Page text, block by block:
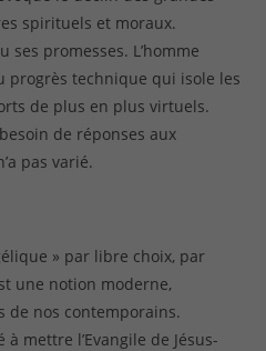
spirituels et moraux.
ses promesses. L’homme
progrès technique qui isole les
de plus en plus virtuels.
de réponses aux
pas varié.
» par libre choix, par
une notion moderne,
de nos contemporains.
mettre l’Evangile de Jésus-